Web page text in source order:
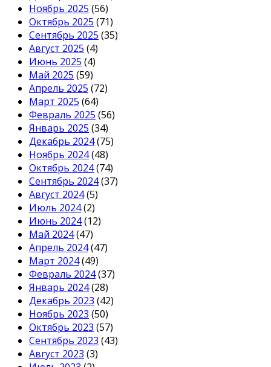
Ноябрь 2025 (56)
Октябрь 2025 (71)
Сентябрь 2025 (35)
Август 2025 (4)
Июнь 2025 (4)
Май 2025 (59)
Апрель 2025 (72)
Март 2025 (64)
Февраль 2025 (56)
Январь 2025 (34)
Декабрь 2024(75)
Ноябрь 2024(48)
Октябрь 2024(74)
Сентябрь 2024(37)
Август 2024(5)
Июль 2024(2)
Июнь 2024(12)
Май 2024(47)
Апрель 2024(47)
Март 2024(49)
Февраль 2024(37)
Январь 2024(28)
Декабрь 2023 (42)
Ноябрь 2023 (50)
Октябрь 2023 (57)
Сентябрь 2023 (43)
Август 2023 (3)